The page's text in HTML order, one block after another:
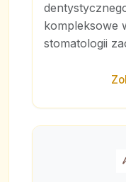
kompleksowe
stomatologii